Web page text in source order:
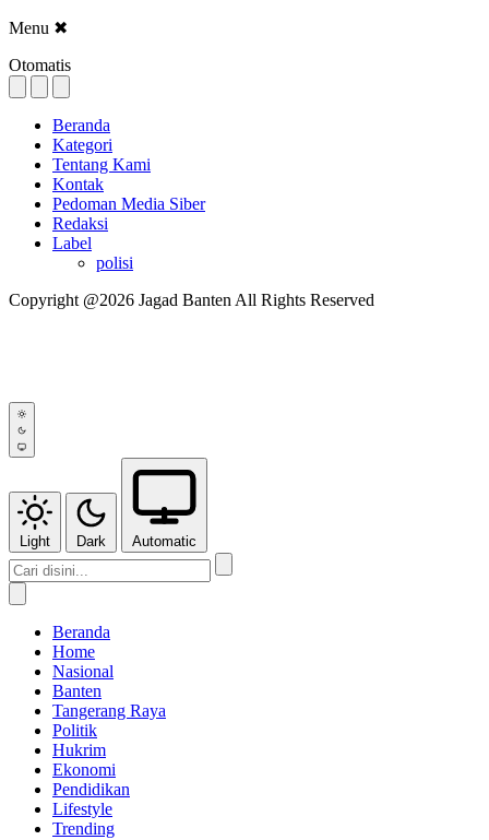
Menu ✖
Otomatis
Beranda
Kategori
Tentang Kami
Kontak
Pedoman Media Siber
Redaksi
Label
polisi
Copyright @2026 Jagad Banten All Rights Reserved
Light Dark Automatic
Beranda
Home
Nasional
Banten
Tangerang Raya
Politik
Hukrim
Ekonomi
Pendidikan
Lifestyle
Trending